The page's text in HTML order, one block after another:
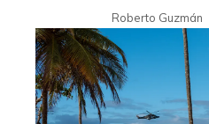
Roberto Guzmán